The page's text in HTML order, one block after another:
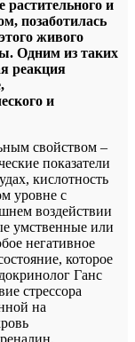
растительного и
позаботилась
живого
Одним из таких
реакция
и
свойством –
показатели
кислотность
уровне с
воздействии
умственные или
негативное
которое
Ганс
стрессора
на